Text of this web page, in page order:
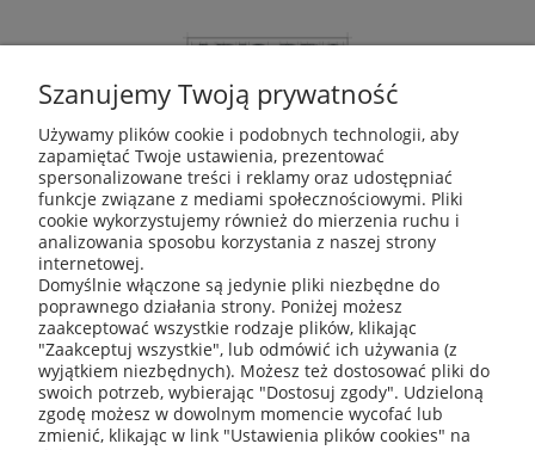
ABIS Pro sp. z o. o.
ul. Głogowska 11
30-416 Kraków
+48 531 809 706
office@abispro.pl
Szanujemy Twoją prywatność
Używamy plików cookie i podobnych technologii, aby
zapamiętać Twoje ustawienia, prezentować
spersonalizowane treści i reklamy oraz udostępniać
funkcje związane z mediami społecznościowymi. Pliki
cookie wykorzystujemy również do mierzenia ruchu i
analizowania sposobu korzystania z naszej strony
internetowej.
Domyślnie włączone są jedynie pliki niezbędne do
poprawnego działania strony. Poniżej możesz
zaakceptować wszystkie rodzaje plików, klikając
"Zaakceptuj wszystkie", lub odmówić ich używania (z
wyjątkiem niezbędnych). Możesz też dostosować pliki do
swoich potrzeb, wybierając "Dostosuj zgody". Udzieloną
zgodę możesz w dowolnym momencie wycofać lub
zmienić, klikając w link "Ustawienia plików cookies" na